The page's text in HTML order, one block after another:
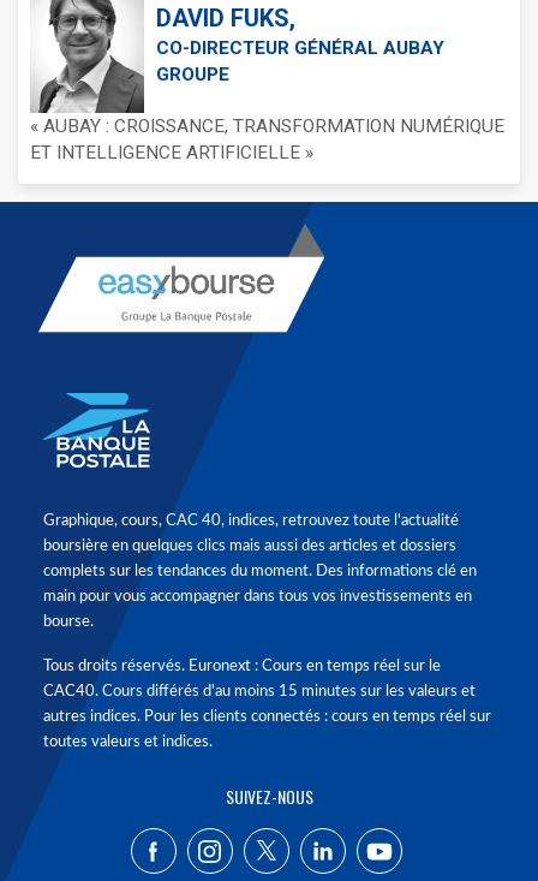
DAVID FUKS,
CO-DIRECTEUR GÉNÉRAL AUBAY
GROUPE
« AUBAY : CROISSANCE, TRANSFORMATION NUMÉRIQUE
ET INTELLIGENCE ARTIFICIELLE »
Graphique, cours, CAC 40, indices, retrouvez toute l'actualité
boursière en quelques clics mais aussi des articles et dossiers
complets sur les tendances du moment. Des informations clé en
main pour vous accompagner dans tous vos investissements en
bourse.
Tous droits réservés. Euronext : Cours en temps réel sur le
CAC40. Cours différés d'au moins 15 minutes sur les valeurs et
autres indices. Pour les clients connectés : cours en temps réel sur
toutes valeurs et indices.
SUIVEZ-NOUS